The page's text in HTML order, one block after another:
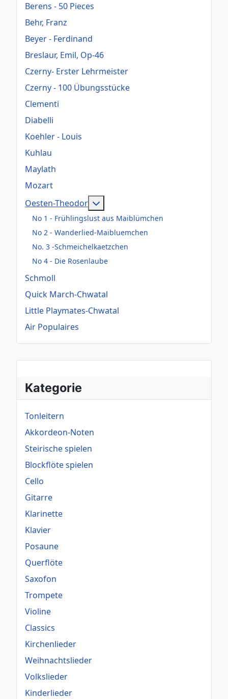
Kategorie
Tonleitern
Akkordeon-Noten
Steirische spielen
Blockflöte spielen
Cello
Gitarre
Klarinette
Klavier
Posaune
Querflöte
Saxofon
Trompete
Violine
Classics
Kirchenlieder
Weihnachtslieder
Volkslieder
Kinderlieder
Berens - 50 Pieces
Behr, Franz
Beyer - Ferdinand
Breslaur, Emil, Op-46
Czerny- Erster Lehrmeister
Czerny - 100 Übungsstücke
Clementi
Diabelli
Koehler - Louis
Kuhlau
Maylath
Mozart
Oesten-Theodor
No 1 - Frühlingslust aus Maiblümchen
No 2 - Wanderlied-Maibluemchen
No. 3 -Schmeichelkaetzchen
No 4 - Die Rosenlaube
Schmoll
Quick March-Chwatal
Little Playmates-Chwatal
Air Populaires